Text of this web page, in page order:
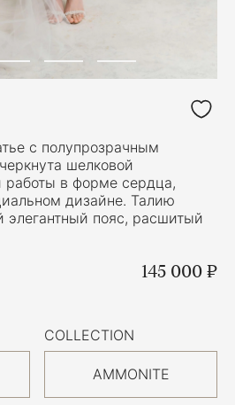
с полупрозрачным
шелковой
работы в форме сердца,
дизайне. Талию
элегантный пояс, расшитый
145 000 ₽
COLLECTION
AMMONITE